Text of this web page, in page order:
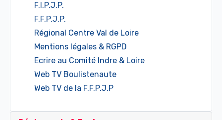
F.I.P.J.P.
F.F.P.J.P.
Régional Centre Val de Loire
Mentions légales & RGPD
Ecrire au Comité Indre & Loire
Web TV Boulistenaute
Web TV de la F.F.P.J.P